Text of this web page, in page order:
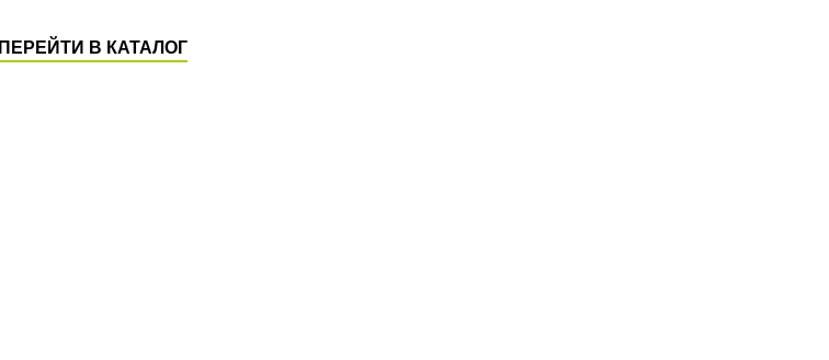
ПЕРЕЙТИ В КАТАЛОГ